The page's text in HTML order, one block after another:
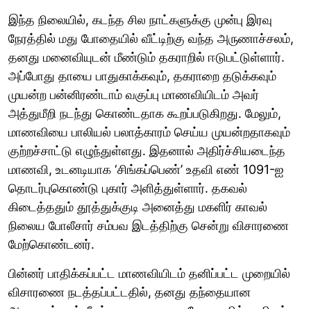
இந்த நிலையில், கடந்த சில நாட்களுக்கு முன்பு இரவு
நேரத்தில் மது போதையில் வீட்டிற்கு வந்த அருணாச்சலம்,
தனது மனைவியுடன் மீண்டும் தகராறில் ஈடுபட்டுள்ளார்.
அப்போது தாயை பாதுகாக்கவும், தகராறை தடுக்கவும்
முயன்ற பன்னிரண்டாம் வகுப்பு மாணவியிடம் அவர்
அத்துமீறி நடந்து கொண்டதாக கூறப்படுகிறது. மேலும்,
மாணவியை பாலியல் பலாத்காரம் செய்ய முயன்றதாகவும்
குற்றச்சாட்டு எழுந்துள்ளது. இதனால் அதிர்ச்சியடைந்த
மாணவி, உடனடியாக ‘சிங்கப்பெண்’ உதவி எண் 1091-ஐ
தொடர்புகொண்டு புகார் அளித்துள்ளார். தகவல்
கிடைத்ததும் தூத்துக்குடி அனைத்து மகளிர் காவல்
நிலைய போலீசார் சம்பவ இடத்திற்கு சென்று விசாரணை
மேற்கொண்டனர்.
பின்னர் பாதிக்கப்பட்ட மாணவியிடம் தனிப்பட்ட முறையில்
விசாரணை நடத்தப்பட்டதில், தனது தந்தையான